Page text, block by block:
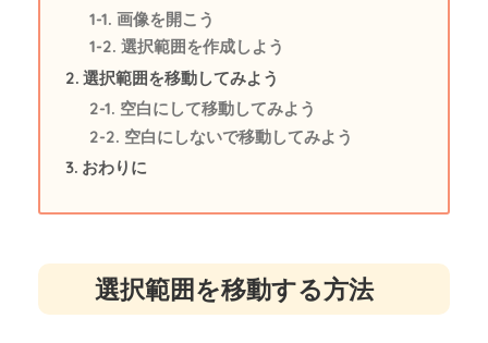
画像を開こう
選択範囲を作成しよう
選択範囲を移動してみよう
空白にして移動してみよう
空白にしないで移動してみよう
おわりに
選択範囲を移動する方法